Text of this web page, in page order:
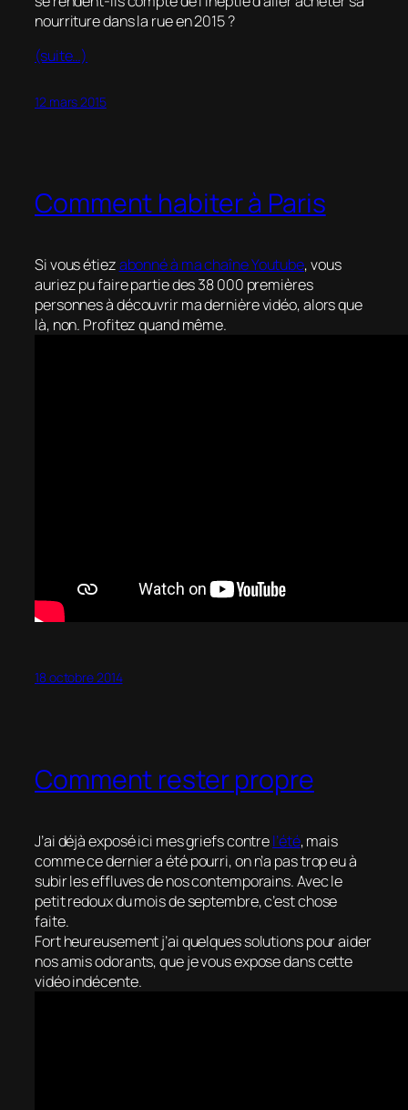
nourriture dans la rue en 2015 ?
(suite…)
12 mars 2015
Comment habiter à Paris
Si vous étiezabonné à ma chaîne Youtube, vous
auriez pu faire partie des 38 000 premières
personnes à découvrir ma dernière vidéo, alors que
là, non. Profitez quand même.
18 octobre 2014
Comment rester propre
J’ai déjà exposé ici mes griefs contrel’été, mais
comme ce dernier a été pourri, on n’a pas trop eu à
subir les effluves de nos contemporains. Avec le
petit redoux du mois de septembre, c’est chose
faite.
Fort heureusement j’ai quelques solutions pour aider
nos amis odorants, que je vous expose dans cette
vidéo indécente.